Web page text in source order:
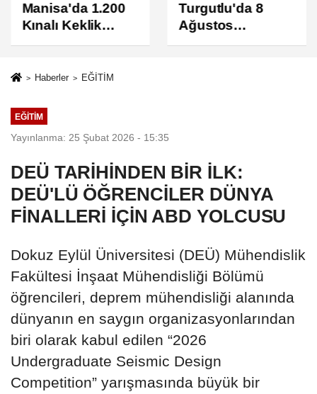
Manisa'da 1.200
Kınalı Keklik
Doğaya Salındı
Turgutlu'da 8
Ağustos
Cumartesi Günü
Haberler EĞİTİM
EĞİTİM
Yayınlanma: 25 Şubat 2026 - 15:35
DEÜ TARİHİNDEN BİR İLK:
DEÜ'LÜ ÖĞRENCİLER DÜNYA
FİNALLERİ İÇİN ABD YOLCUSU
Dokuz Eylül Üniversitesi (DEÜ) Mühendislik
Fakültesi İnşaat Mühendisliği Bölümü
öğrencileri, deprem mühendisliği alanında
dünyanın en saygın organizasyonlarından
biri olarak kabul edilen “2026
Undergraduate Seismic Design
Competition” yarışmasında büyük bir